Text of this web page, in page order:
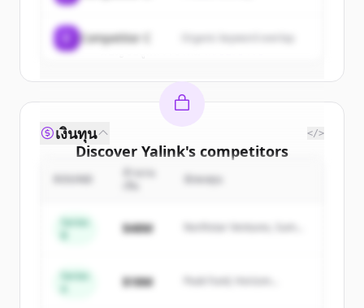
มีบัญชีอยู่แล้วใช่ไหม
Competitor C Organic keyword overlap
Discover Yalink's competitors
Sign up for free to view all
New accounts include trial credits to
get started.
Create Free Account
เงินทุน </>
นักลงทุน
Series
$48M
Northstar Ventures, Summit
Series
$18M
Peak Fund, Horizon